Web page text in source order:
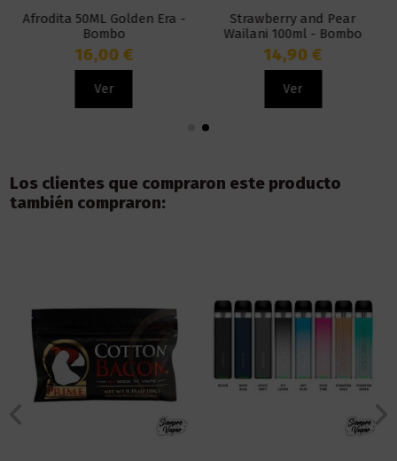
Afrodita 50ML Golden Era -
Bombo
16,00 €
Ver
Strawberry and Pear
Wailani 100ml - Bombo
14,90 €
Ver
Los clientes que compraron este producto
también compraron: